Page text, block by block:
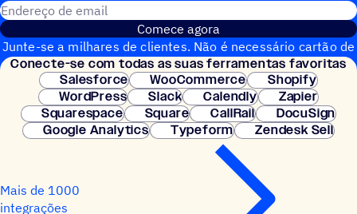
Comece agora
Junte-se a milhares de clientes. Não é necessário cartão de
crédito. Configuração instantânea.
Conecte-se com todas as suas ferramentas favoritas
Salesforce
WooCommerce
Shopify
WordPress
Slack Calendly
Zapier
Squarespace
Square CallRail
DocuSign
Google Analytics
Typeform Zendesk Sell
Mais de 1000
integrações